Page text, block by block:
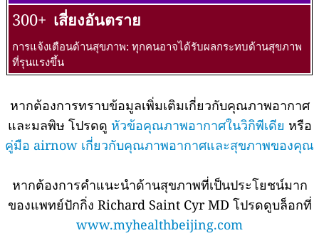
300+ เสี่ยงอันตราย
การแจ้งเตือนด้านสุขภาพ: ทุกคนอาจได้รับผลกระทบด้านสุขภาพ
ที่รุนแรงขึ้น
หากต้องการทราบข้อมูลเพิ่มเติมเกี่ยวกับคุณภาพอากาศ
และมลพิษ โปรดดู หัวข้อคุณภาพอากาศในวิกิพีเดีย หรือ
คู่มือ airnow เกี่ยวกับคุณภาพอากาศและสุขภาพของคุณ
หากต้องการคำแนะนำด้านสุขภาพที่เป็นประโยชน์มาก
ของแพทย์ปักกิ่ง Richard Saint Cyr MD โปรดดูบล็อกที่
www.myhealthbeijing.com